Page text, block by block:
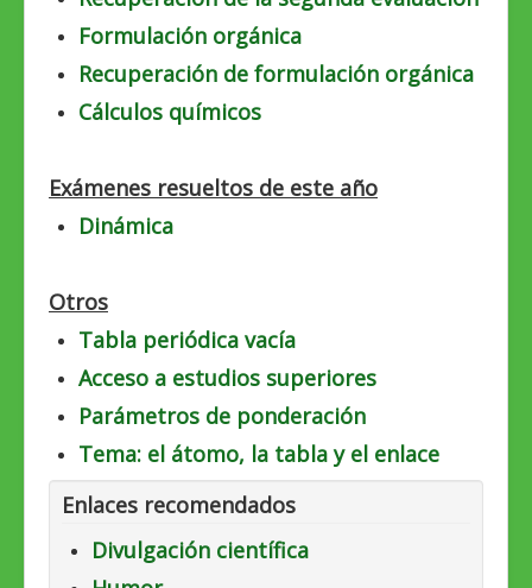
Formulación orgánica
Recuperación de formulación orgánica
Cálculos químicos
Exámenes resueltos de este año
Dinámica
Otros
Tabla periódica vacía
Acceso a estudios superiores
Parámetros de ponderación
Tema: el átomo, la tabla y el enlace
Enlaces recomendados
Divulgación científica